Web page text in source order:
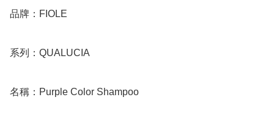
品牌：FIOLE
系列：QUALUCIA
名稱：Purple Color Shampoo